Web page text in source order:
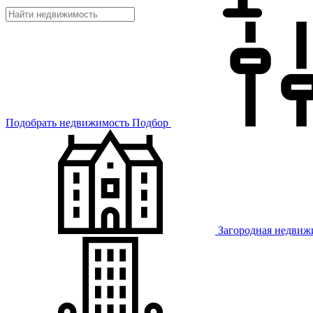
Подобрать недвижимость Подбор
Загородная